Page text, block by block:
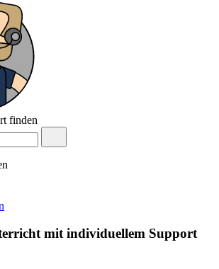
finden
mit individuellem Support